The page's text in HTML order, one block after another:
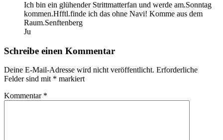
Ich bin ein glühender Strittmatterfan und werde am.Sonntag
kommen.Hfftl.finde ich das ohne Navi! Komme aus dem
Raum.Senftenberg
Ju
Schreibe einen Kommentar
Deine E-Mail-Adresse wird nicht veröffentlicht. Erforderliche
Felder sind mit * markiert
Kommentar *